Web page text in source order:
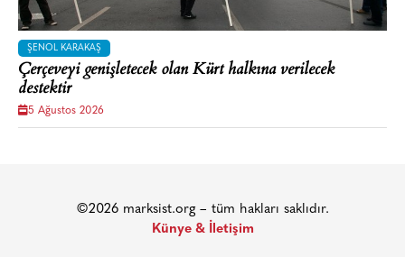
ŞENOL KARAKAŞ
Çerçeveyi genişletecek olan Kürt halkına verilecek
destektir
5 Ağustos 2026
©2026 marksist.org – tüm hakları saklıdır.
Künye & İletişim